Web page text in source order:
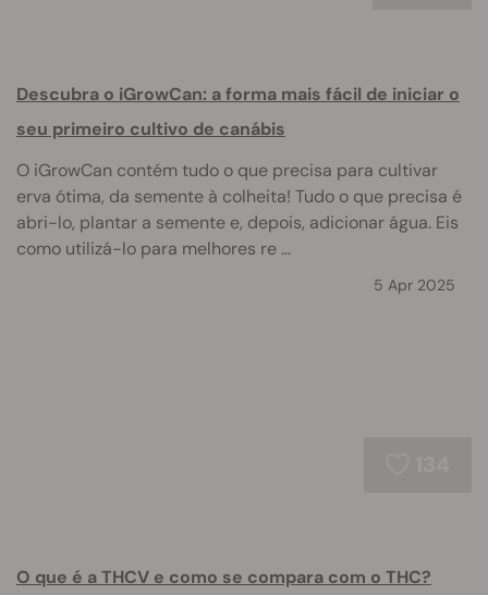
Descubra o iGrowCan: a forma mais fácil de iniciar o
seu primeiro cultivo de canábis
O iGrowCan contém tudo o que precisa para cultivar
erva ótima, da semente à colheita! Tudo o que precisa é
abri-lo, plantar a semente e, depois, adicionar água. Eis
como utilizá-lo para melhores re ...
5 Apr 2025
O que é a THCV e como se compara com o THC?